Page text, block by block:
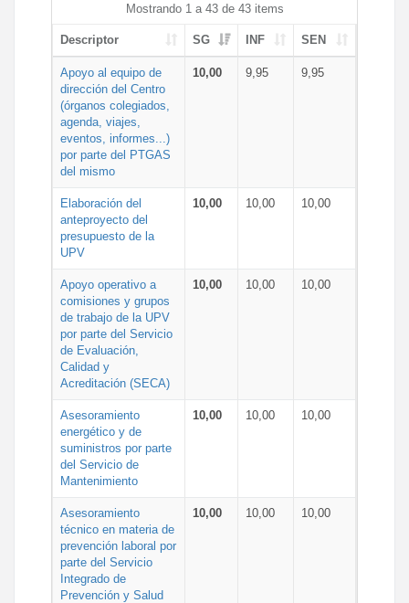
Mostrando 1 a 43 de 43 items
Descriptor SG INF SEN
Apoyo al equipo de
dirección del Centro
(órganos colegiados,
agenda, viajes,
eventos, informes...)
por parte del PTGAS
del mismo
10,00 9,95 9,95
Elaboración del
anteproyecto del
presupuesto de la
UPV
10,00 10,00 10,00
Apoyo operativo a
comisiones y grupos
de trabajo de la UPV
por parte del Servicio
de Evaluación,
Calidad y
Acreditación (SECA)
10,00 10,00 10,00
Asesoramiento
energético y de
suministros por parte
del Servicio de
Mantenimiento
10,00 10,00 10,00
Asesoramiento
técnico en materia de
prevención laboral por
parte del Servicio
Integrado de
Prevención y Salud
10,00 10,00 10,00